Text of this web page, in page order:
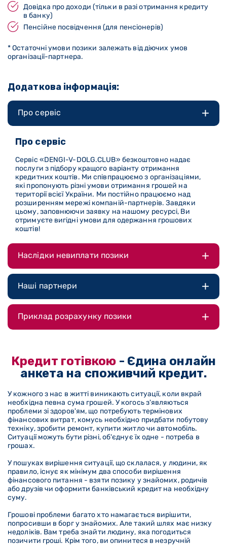
Довідка про доходи (тільки в разі отримання кредиту
в банку)
Пенсійне посвідчення (для пенсіонерів)
* Остаточні умови позики залежать від діючих умов
організації-партнера.
Додаткова інформація:
Про сервіс
Про сервіс
Сервіс «DENGI-V-DOLG.CLUB» безкоштовно надає
послуги з підбору кращого варіанту отримання
кредитних коштів. Ми співпрацюємо з організаціями,
які пропонують різні умови отримання грошей на
території всієї України. Ми постійно працюємо над
розширенням мережі компаній-партнерів. Завдяки
цьому, заповнюючи заявку на нашому ресурсі, Ви
отримуєте вигідні умови для одержання грошових
коштів!
Наслідки невиплати позики
Наші партнери
Приклад розрахунку позики
Кредит готівкою - Єдина онлайн
анкета на споживчий кредит.
У кожного з нас в житті виникають ситуації, коли вкрай
необхідна певна сума грошей. У когось з'являються
проблеми зі здоров'ям, що потребують термінових
фінансових витрат, комусь необхідно придбати побутову
техніку, зробити ремонт, купити житло чи автомобіль.
Ситуації можуть бути різні, об'єднує їх одне - потреба в
грошах.
У пошуках вирішення ситуації, що склалася, у людини, як
правило, існує як мінімум два способи вирішення
фінансового питання - взяти позику у знайомих, родичів
або друзів чи оформити банківський кредит на необхідну
суму.
Грошові проблеми багато хто намагається вирішити,
попросивши в борг у знайомих. Але такий шлях має низку
недоліків. Вам треба знайти людину, яка погодиться
позичити гроші. Крім того, ви опинитеся в незручній